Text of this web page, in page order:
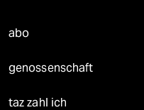
abo
genossenschaft
taz zahl ich